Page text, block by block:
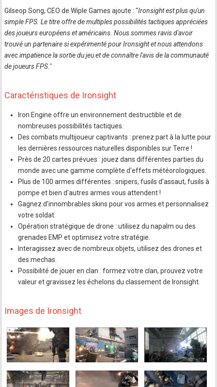
Gilseop Song, CEO de Wiple Games ajoute : "Ironsight est plus qu'un
simple FPS. Le titre offre de multiples possibilités tactiques appréciées
des joueurs européens et américains. Nous sommes ravis d'avoir
trouvé un partenaire si expérimenté pour Ironsight et nous attendons
avec impatience la sortie du jeu et de connaître l'avis de la communauté
de joueurs FPS."
Caractéristiques de Ironsight
Iron Engine offre un environnement destructible et de
nombreuses possibilités tactiques.
Des combats multijoueur captivants : prenez part à la lutte pour
les dernières ressources naturelles disponibles sur Terre !
Près de 20 cartes prévues : jouez dans différentes parties du
monde avec une gamme complète d'effets météorologiques.
Plus de 100 armes différentes : snipers, fusils d'assaut, fusils à
pompe et bien d'autres armes vous attendent !
Gagnez d'innombrables skins pour vos armes et personnalisez
votre soldat.
Opération stratégique de drone : utilisez du napalm ou des
grenades EMP et optimisez votre stratégie.
Interagissez avec de nombreux objets, utilisez des drones et
des mechas.
Possibilité de jouer en clan : formez votre clan, prouvez votre
valeur et gravissez les échelons du classement de Ironsight.
Images de Ironsight